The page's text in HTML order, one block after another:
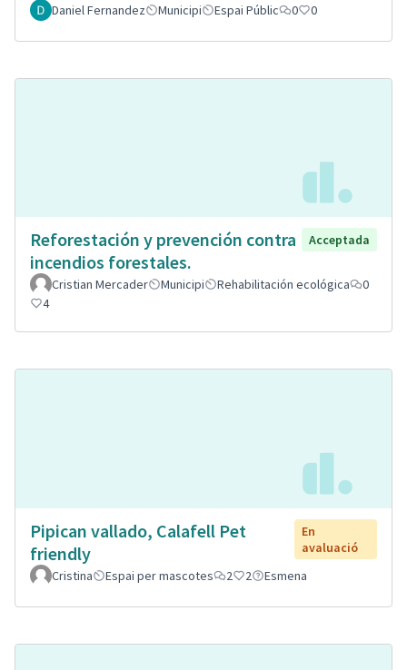
Daniel Fernandez Municipi Espai Públic 0 0
Reforestación y prevención contra
incendios forestales.
Acceptada
Cristian Mercader Municipi Rehabilitación ecológica
0
4
Pipican vallado, Calafell Pet
friendly
En
avaluació
Cristina
Espai per mascotes 2 2 Esmena